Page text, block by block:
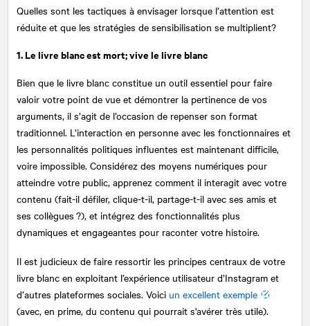
Quelles sont les tactiques à envisager lorsque l’attention est
réduite et que les stratégies de sensibilisation se multiplient?
1. Le livre blanc est mort; vive le livre blanc
Bien que le livre blanc constitue un outil essentiel pour faire
valoir votre point de vue et démontrer la pertinence de vos
arguments, il s’agit de l’occasion de repenser son format
traditionnel. L’interaction en personne avec les fonctionnaires et
les personnalités politiques influentes est maintenant difficile,
voire impossible. Considérez des moyens numériques pour
atteindre votre public, apprenez comment il interagit avec votre
contenu (fait-il défiler, clique-t-il, partage-t-il avec ses amis et
ses collègues ?), et intégrez des fonctionnalités plus
dynamiques et engageantes pour raconter votre histoire.
Il est judicieux de faire ressortir les principes centraux de votre
livre blanc en exploitant l’expérience utilisateur d’Instagram et
d’autres plateformes sociales. Voici un excellent exemple
(avec, en prime, du contenu qui pourrait s'avérer très utile).